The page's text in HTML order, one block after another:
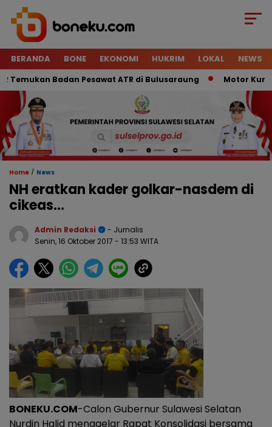
BERANDA BONE EKONOMI HUKRIM LOKAL NEWS
Badan Pesawat ATR di Bulusaraung Motor Kurir
Home / News
NH eratkan kader golkar-nasdem di
cikeas…
Admin Redaksi
- Jurnalis
Senin, 16 Oktober 2017 - 13:53 WITA
BONEKU.COM-Calon Gubernur Sulawesi Selatan
Nurdin Halid menggelar Rapat Konsolidasi bersama